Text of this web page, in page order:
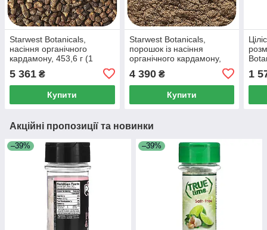
Starwest Botanicals,
насіння органічного
кардамону, 453,6 г (1
5 361 ₴
Купити
Starwest Botanicals,
порошок із насіння
органічного кардамону,
4 390₴
Купити
1
Акційні пропозиції та новинки
–39% –39%